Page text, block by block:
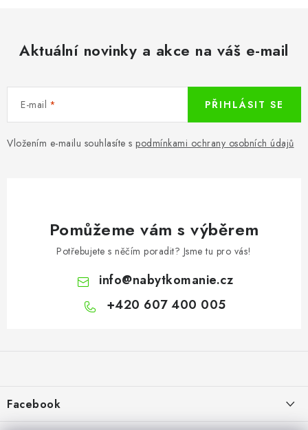
Aktuální novinky a akce na váš e-mail
E-mail
Vložením e-mailu souhlasíte s podmínkami ochrany osobních údajů
PŘIHLÁSIT SE
Pomůžeme vám s výběrem
Potřebujete s něčím poradit? Jsme tu pro vás!
info@nabytkomanie.cz
+420 607 400 005
aFacebook